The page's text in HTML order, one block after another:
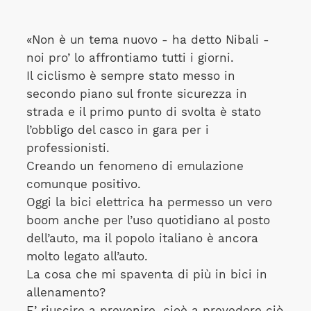
«Non è un tema nuovo - ha detto Nibali -
noi pro’ lo affrontiamo tutti i giorni.
Il ciclismo è sempre stato messo in
secondo piano sul fronte sicurezza in
strada e il primo punto di svolta è stato
l’obbligo del casco in gara per i
professionisti.
Creando un fenomeno di emulazione
comunque positivo.
Oggi la bici elettrica ha permesso un vero
boom anche per l’uso quotidiano al posto
dell’auto, ma il popolo italiano è ancora
molto legato all’auto.
La cosa che mi spaventa di più in bici in
allenamento?